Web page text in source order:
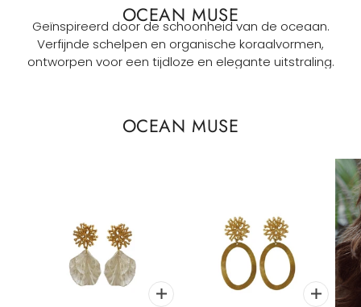
OCEAN MUSE
Geïnspireerd door de schoonheid van de oceaan.
Verfijnde schelpen en organische koraalvormen,
ontworpen voor een tijdloze en elegante uitstraling.
OCEAN MUSE